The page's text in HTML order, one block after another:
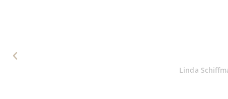
bequem, wir haben alle sehr gut